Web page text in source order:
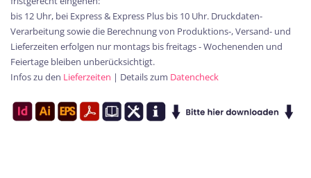
bis 12 Uhr, bei Express & Express Plus bis 10 Uhr. Druckdaten-
Verarbeitung sowie die Berechnung von Produktions-, Versand- und
Lieferzeiten erfolgen nur montags bis freitags - Wochenenden und
Feiertage bleiben unberücksichtigt.
Infos zu den Lieferzeiten | Details zum Datencheck